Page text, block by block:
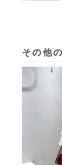
その他